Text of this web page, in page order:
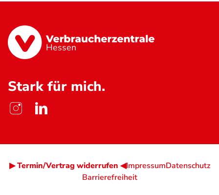
Hessen
Stark für mich.
▶ Termin/Vertrag widerrufen ◀ImpressumDatenschutz
Barrierefreiheit